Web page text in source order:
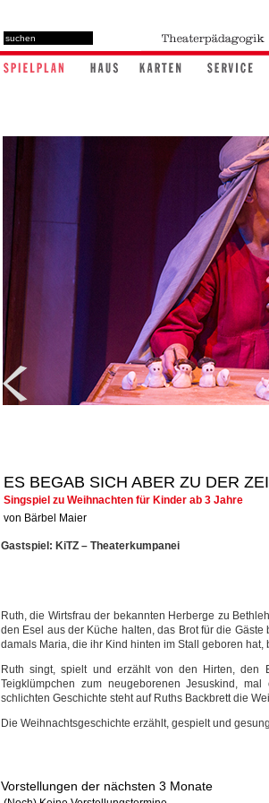
ES BEGAB SICH ABER ZU DER
Singspiel zu Weihnachten für Kinder ab 3 Jahre
von Bärbel Maier
Gastspiel: KiTZ – Theaterkumpanei
Ruth, die Wirtsfrau der bekannten Herberge zu
den Esel aus der Küche halten, das Brot für die
damals Maria, die ihr Kind hinten im Stall geboren hat,
Ruth singt, spielt und erzählt von den Hirten,
Teigklümpchen zum neugeborenen Jesuskind,
schlichten Geschichte steht auf Ruths Backbrett die
Die Weihnachtsgeschichte erzählt, gespielt und
Vorstellungen der nächsten 3 Monate